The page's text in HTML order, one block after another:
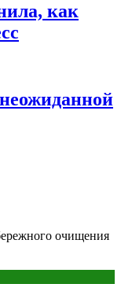
как
очищения